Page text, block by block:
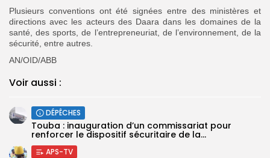
Plusieurs conventions ont été signées entre des ministères et
directions avec les acteurs des Daara dans les domaines de la
santé, des sports, de l’entrepreneuriat, de l’environnement, de la
sécurité, entre autres.
AN/OID/ABB
Voir aussi :
DÉPÊCHES
Touba : inauguration d’un commissariat pour
renforcer le dispositif sécuritaire de la...
APS-TV